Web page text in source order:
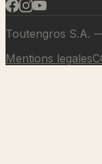
Toutengros S.A.
Mentions legales